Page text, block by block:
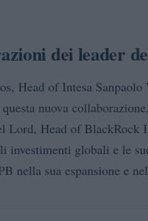
dei leader
Head of Intesa
nuova
Lord, Head of BlackRock
investimenti globali e le
nella sua espansione e